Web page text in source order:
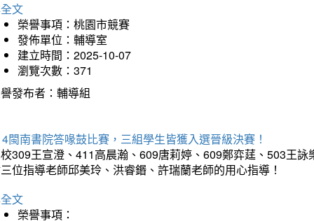
文
榮譽事項：桃園市競賽
發佈單位：輔導室
建立時間：2025-10-07
瀏覽次數：371
發布者：輔導組
閩南書院答喙鼓比賽，三組學生皆獲入選晉級決賽！
309王宣澄、411高晨瀚、609唐莉婷、609鄭弈莛、503王
位指導老師邱美玲、洪睿鍲、許瑞蘭老師的用心指導！
文
榮譽事項：